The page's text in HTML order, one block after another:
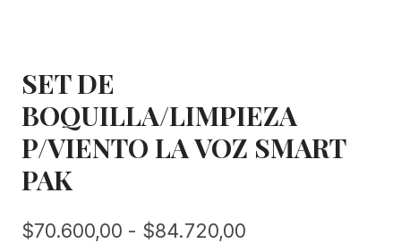
SET DE
BOQUILLA/LIMPIEZA
P/VIENTO LA VOZ SMART
PAK
$70.600,00 - $84.720,00